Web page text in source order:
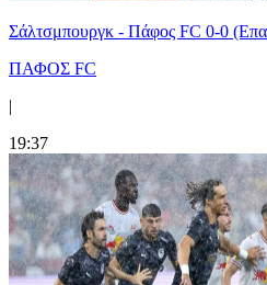
Σάλτσμπουργκ - Πάφος FC 0-0
ΠΑΦΟΣ FC
|
19:37